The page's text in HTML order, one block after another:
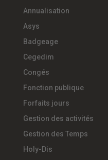
Annualisation
Asys
Badgeage
Cegedim
Congés
Fonction publique
Forfaits jours
Gestion des activités
Gestion des Temps
Holy-Dis